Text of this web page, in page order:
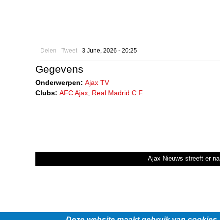
Delen Tweet 3 June, 2026 - 20:25
Gegevens
Onderwerpen: Ajax TV
Clubs: AFC Ajax Real Madrid C.F.
Ajax Nieuws streeft er